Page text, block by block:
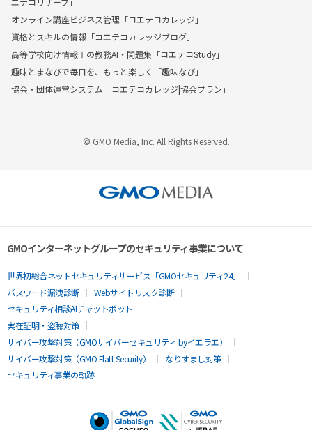
オンライン講座ビジネス管理「コエテコカレッジ」
資格とスキルの情報「コエテコカレッジブログ」
高等学校向け情報Ⅰの教務AI・問題集「コエテコStudy」
趣味とまなびで毎日を、もっと楽しく「趣味なび」
協会・団体運営システム「コエテコカレッジ|協会プラン」
© GMO Media, Inc. All Rights Reserved.
GMOインターネットグループのセキュリティ事業について
世界初総合ネットセキュリティサービス「GMOセキュリティ24」
パスワード漏洩診断
Webサイトリスク診断
セキュリティ相談AIチャットボット
実在証明・盗聴対策
サイバー攻撃対策（GMOサイバーセキュリティ byイエラエ）
サイバー攻撃対策（GMO Flatt Security）
なりすまし対策
セキュリティ事業の軌跡